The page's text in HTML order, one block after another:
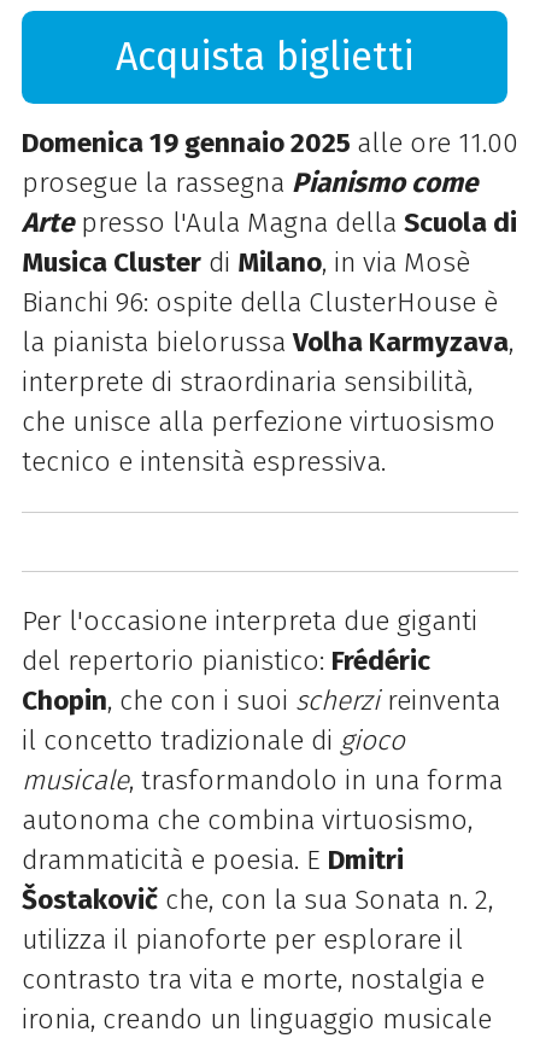
Acquista biglietti
Domenica 19 gennaio 2025 alle ore 11.00
prosegue la rassegna Pianismo come
Arte presso l'Aula Magna della Scuola di
Musica Clusterdi Milano, in via Mosè
Bianchi 96: ospite della ClusterHouse è
la pianista bielorussaVolha Karmyzava,
interprete di straordinaria sensibilità,
che unisce alla perfezione virtuosismo
tecnico e intensità espressiva.
Per l'occasione interpreta due giganti
del repertorio pianistico: Frédéric
Chopin, che con i suoi scherzi reinventa
il concetto tradizionale di gioco
musicale, trasformandolo in una forma
autonoma che combina virtuosismo,
drammaticità e poesia. E Dmitri
Šostakovičche, con la sua Sonata n. 2,
utilizza il pianoforte per esplorare il
contrasto tra vita e morte, nostalgia e
ironia, creando un linguaggio musicale